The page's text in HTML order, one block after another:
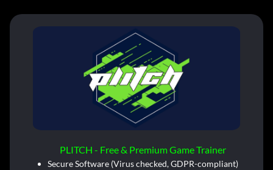
PLITCH - Free & Premium Game Trainer
Secure Software (Virus checked, GDPR-compliant)